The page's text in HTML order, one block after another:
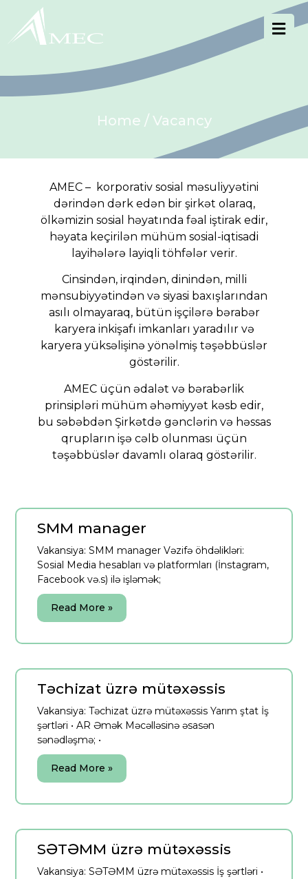
Home / Vacancy
AMEC – korporativ sosial məsuliyyətini
dərindən dərk edən bir şirkət olaraq,
ölkəmizin sosial həyatında fəal iştirak edir,
həyata keçirilən mühüm sosial-iqtisadi
layihələrə layiqli töhfələr verir.
Cinsindən, irqindən, dinindən, milli
mənsubiyyətindən və siyasi baxışlarından
asılı olmayaraq, bütün işçilərə bərabər
karyera inkişafı imkanları yaradılır və
karyera yüksəlişinə yönəlmiş təşəbbüslər
göstərilir.
AMEC üçün ədalət və bərabərlik
prinsipləri mühüm əhəmiyyət kəsb edir,
bu səbəbdən Şirkətdə gənclərin və həssas
qrupların işə cəlb olunması üçün
təşəbbüslər davamlı olaraq göstərilir.
SMM manager
Vakansiya: SMM manager Vəzifə öhdəlikləri:
Sosial Media hesabları və platformları (İnstagram,
Facebook və.s) ilə işləmək;
Read More »
Təchizat üzrə mütəxəssis
Vakansiya: Təchizat üzrə mütəxəssis Yarım ştat İş
şərtləri • AR Əmək Məcəlləsinə əsasən
sənədləşmə; •
Read More »
SƏTƏMM üzrə mütəxəssis
Vakansiya: SƏTƏMM üzrə mütəxəssis İş şərtləri •